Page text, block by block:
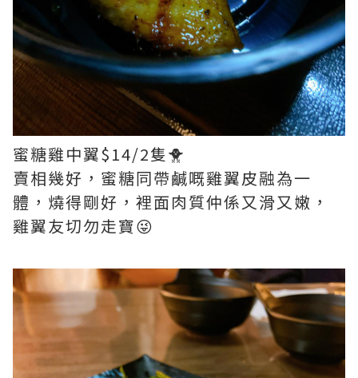
蜜糖雞中翼$14/2隻🐥
賣相幾好，蜜糖同帶鹹嘅雞翼皮融為一
體，燒得剛好，裡面肉質仲係又滑又嫩，
雞翼友切勿走寶😜